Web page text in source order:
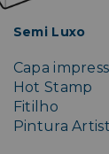
Semi Luxo
Capa
Hot Stamp
Fitilho
Pintura